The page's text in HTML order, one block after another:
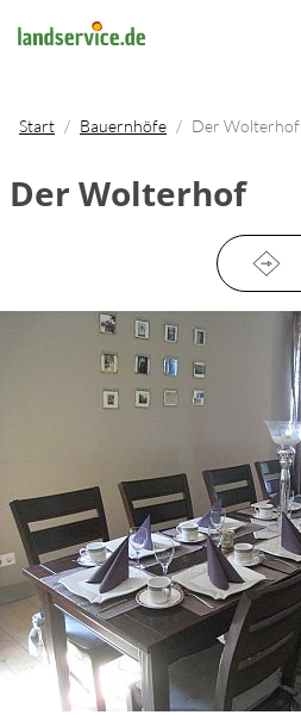
Start Bauernhöfe Der Wolterhof
Der Wolterhof